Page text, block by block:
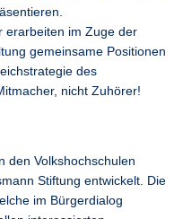
erarbeiten im Zuge der
gemeinsame Positionen
des
nicht Zuhörer!
den Volkshochschulen
Stiftung entwickelt. Die
im Bürgerdialog